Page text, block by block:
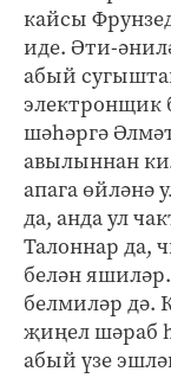
кайсы
иде. Әти-
абый
электронщик
шәһәргә
авылыннан
апага өйләнә
да, анда ул
Талоннар да,
белән
белмиләр дә.
җиңел шәраб
абый үзе